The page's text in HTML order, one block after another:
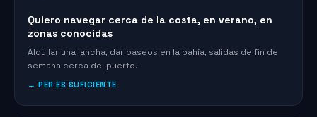
Quiero navegar cerca de la costa, en verano, en
zonas conocidas
Alquilar una lancha, dar paseos en la bahía, salidas de fin de
semana cerca del puerto.
→ PER ES SUFICIENTE